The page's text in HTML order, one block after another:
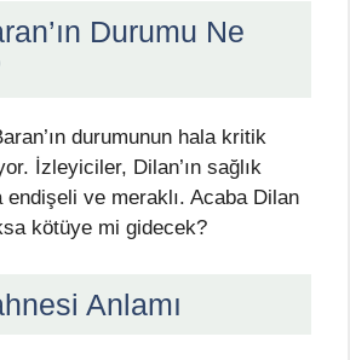
Durumu Ne
durumunun hala kritik
İzleyiciler, Dilan’ın sağlık
endişeli ve meraklı. Acaba Dilan
kötüye mi gidecek?
Anlamı